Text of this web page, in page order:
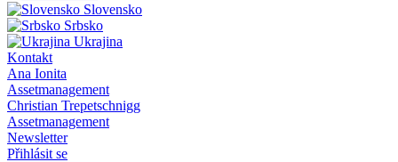
Slovensko
Srbsko
Ukrajina
Kontakt
Ana Ionita
Assetmanagement
Christian Trepetschnigg
Assetmanagement
Newsletter
Přihlásit se